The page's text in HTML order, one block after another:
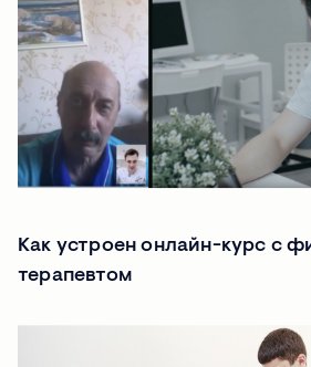
Как устроен онлайн-курс с
терапевтом